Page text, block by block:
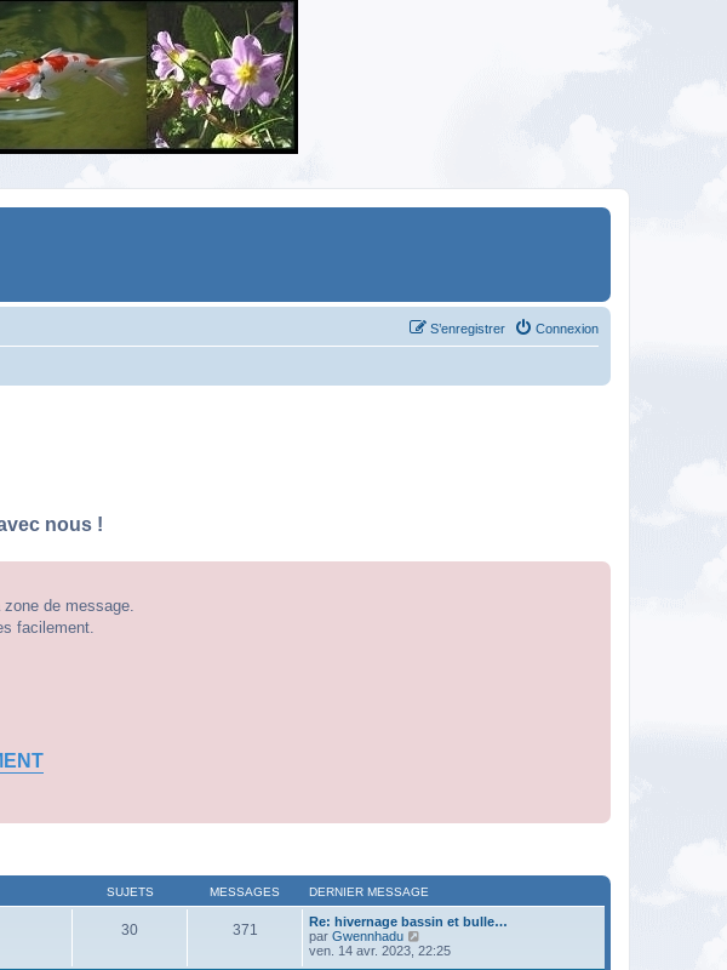
Connexion
S’enregistrer
nous !
de message.
facilement.
SUJETS MESSAGES DERNIER MESSAGE
30 371
Re: hivernage bassin et bulle…
par Gwennhadu
o
ven. 14 avr. 2023, 22:25